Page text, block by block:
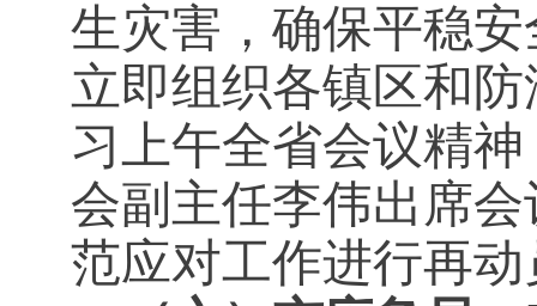
生灾害，确保平稳
立即组织各镇区和
习上午全省会议精
会副主任李伟出席
范应对工作进行再